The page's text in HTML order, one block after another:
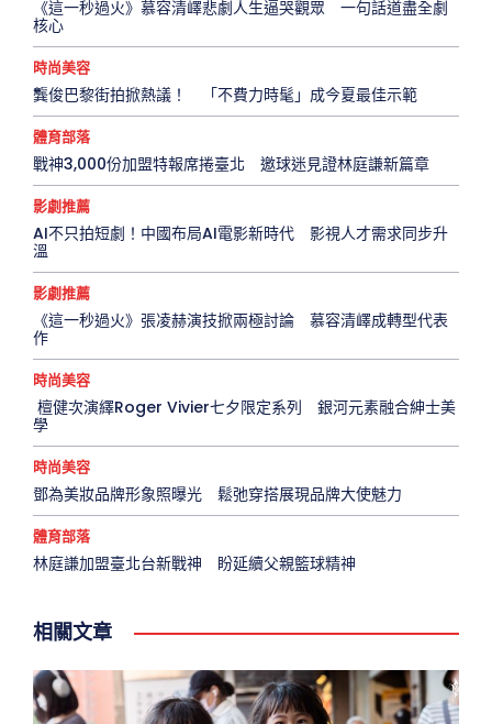
《這一秒過火》慕容清嶧悲劇人生逼哭觀眾 一句話道盡全劇
核心
時尚美容
龔俊巴黎街拍掀熱議！ 「不費力時髦」成今夏最佳示範
體育部落
戰神3,000份加盟特報席捲臺北 邀球迷見證林庭謙新篇章
影劇推薦
AI不只拍短劇！中國布局AI電影新時代 影視人才需求同步升
溫
影劇推薦
《這一秒過火》張凌赫演技掀兩極討論 慕容清嶧成轉型代表
作
時尚美容
檀健次演繹Roger Vivier七夕限定系列 銀河元素融合紳士美
學
時尚美容
鄧為美妝品牌形象照曝光 鬆弛穿搭展現品牌大使魅力
體育部落
林庭謙加盟臺北台新戰神 盼延續父親籃球精神
相關文章